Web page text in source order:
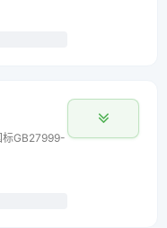
标GB27999-